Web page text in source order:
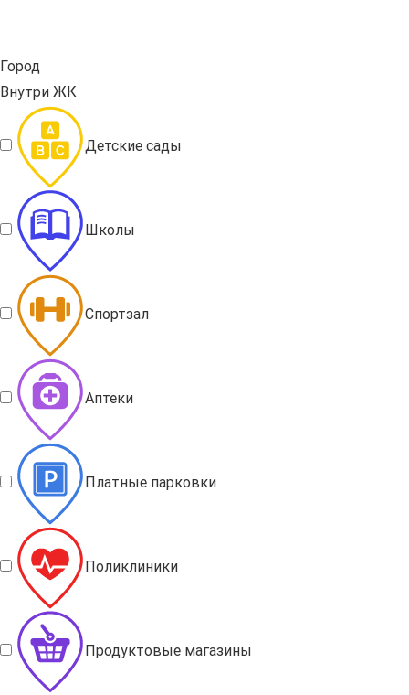
Город
Внутри ЖК
Детские сады
Школы
Спортзал
Аптеки
Платные парковки
Поликлиники
Продуктовые магазины